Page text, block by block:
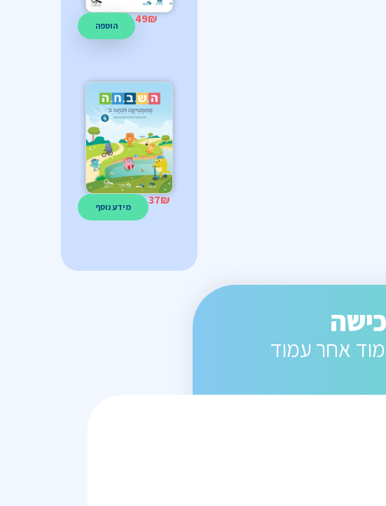
הוספה 49₪
מידע נוסף 37₪
אחר עמוד